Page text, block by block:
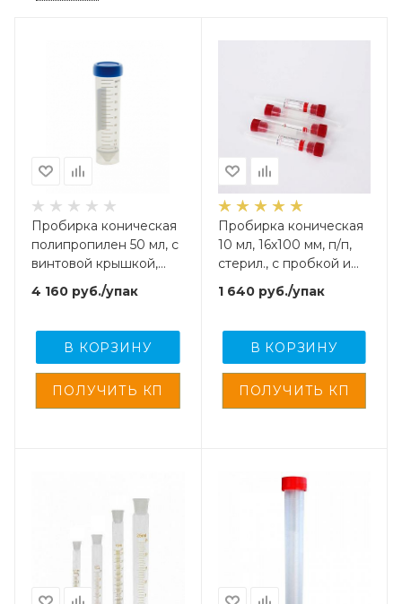
Пробирка коническая
полипропилен 50 мл, с
винтовой крышкой,
делениями и юбкой
устойчивости,
4 160 руб./упак
В КОРЗИНУ
Пробирка коническая
10 мл, 16х100 мм, п/п,
стерил., с пробкой и
этикеткой, FLM, 100
шт/упак
1 640руб./упак
В КОРЗИНУ